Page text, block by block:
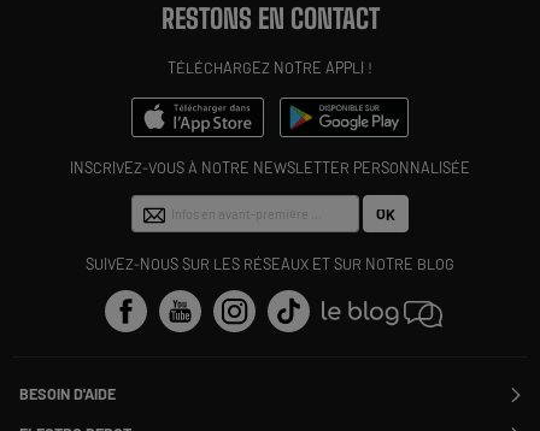
RESTONS EN CONTACT
TÉLÉCHARGEZ NOTRE APPLI !
INSCRIVEZ-VOUS À NOTRE NEWSLETTER PERSONNALISÉE
OK
SUIVEZ-NOUS SUR LES RÉSEAUX ET SUR NOTRE BLOG
BESOIN D'AIDE